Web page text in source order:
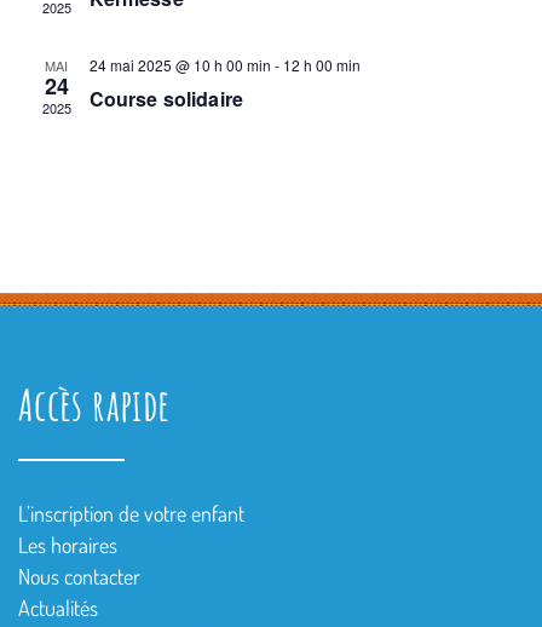
2025
MAI
24
2025
24 mai 2025 @ 10 h 00 min - 12 h 00 min
Course solidaire
Accès rapide
L’inscription de votre enfant
Les horaires
Nous contacter
Actualités